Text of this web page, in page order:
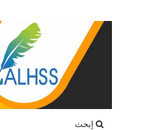
إبحث